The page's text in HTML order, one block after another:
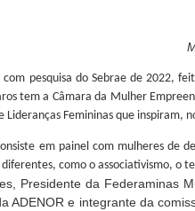
com pesquisa do Sebrae de 2022,
tem a Câmara da Mulher
Lideranças Femininas que inspiram,
em painel com mulheres de
como o associativismo, o
Presidente da Federaminas
ADENOR e integrante da